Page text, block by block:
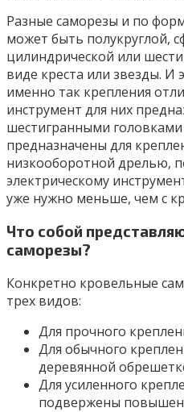
Разные саморезы и по
может быть полукруглой,
цилиндрической или
виде креста или звезды. И
именно так крепления
инструмент для них
шестигранными
предназначены для
низкооборотной дрелью,
электрическому
уже нужно меньше, чем с
Что собой
саморезы?
Конкретно кровельные
трех видов:
Для прочного
Для обычного
деревянной
Для усиленного
подвержены